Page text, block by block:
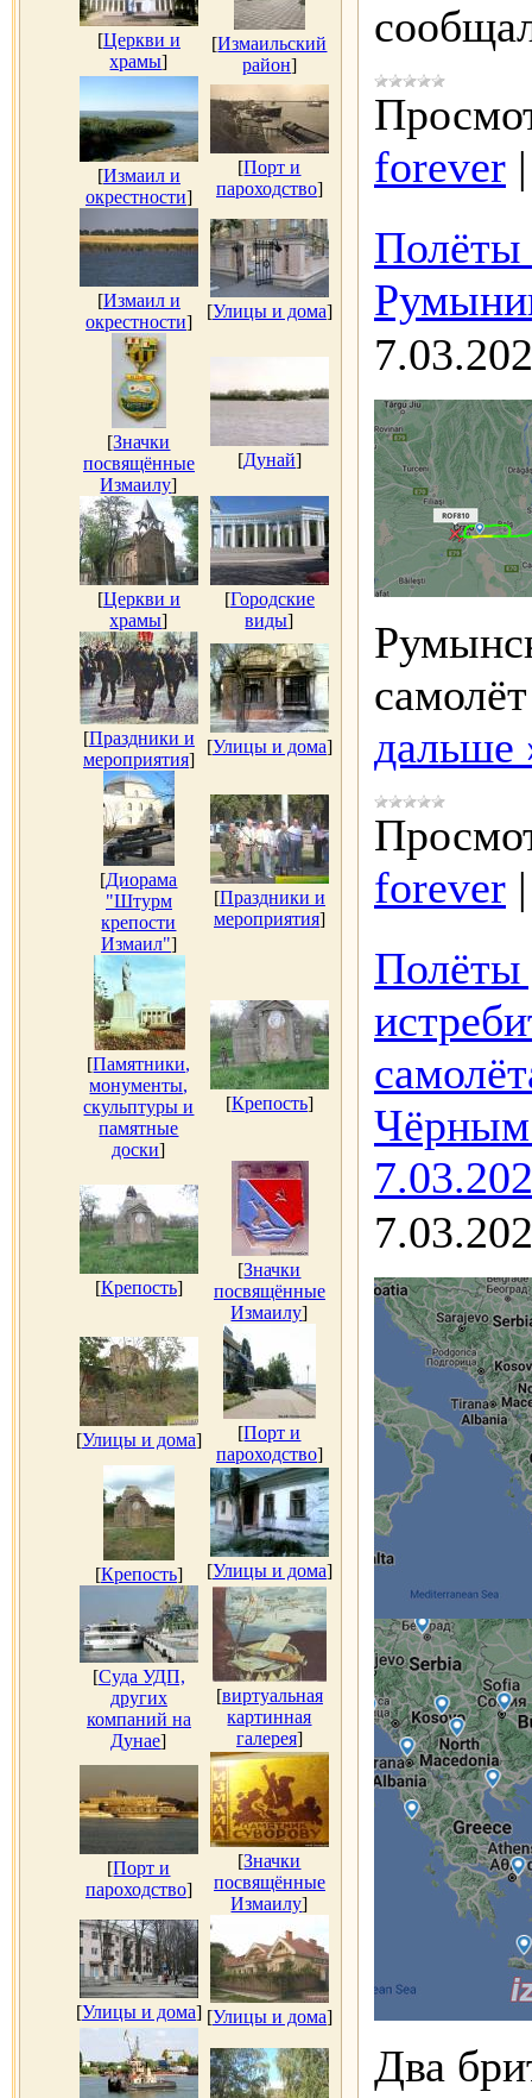
[Церкви и
храмы]
[Измаильский
район]
[Измаил и
окрестности]
[Порт и
пароходство]
[Измаил и
окрестности]
[Улицы и дома]
[Значки
посвящённые
Измаилу]
[Дунай]
[Церкви и
храмы]
[Городские
виды]
[Праздники и
мероприятия]
[Улицы и дома]
[Диорама
"Штурм
крепости
Измаил"]
[Праздники и
мероприятия]
[Памятники,
монументы,
скульптуры и
памятные
доски]
[Крепость]
[Крепость]
[Значки
посвящённые
Измаилу]
[Улицы и дома] [Порт и
пароходство]
[Крепость] [Улицы и дома]
[Суда УДП,
других
компаний на
Дунае]
[виртуальная
картинная
галерея]
[Порт и
пароходство]
[Значки
посвящённые
Измаилу]
[Улицы и дома] [Улицы и дома]
forever
Полёты
дальше
forever
Полёты
Чёрным
Два